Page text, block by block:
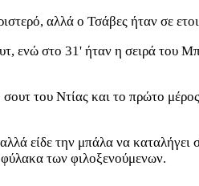
αλλά ο Τσάβες ήταν σε
ενώ στο 31' ήταν η σειρά του
του Ντίας και το πρώτο
είδε την μπάλα να
των φιλοξενούμενων.